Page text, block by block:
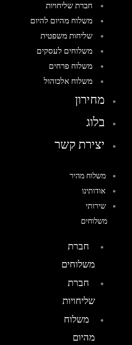
חברת שליחויות
משלוח מהיום להיום
שליחות משפטית
משלוחים לעסקים
משלוח פרחים
משלוח אלכוהול
מחירון
בלוג
יצירת קשר
משלוח מהיר
אודותינו
שירותי
משלוחים
חברת
משלוחים
חברת
שליחויות
משלוח
מהיום